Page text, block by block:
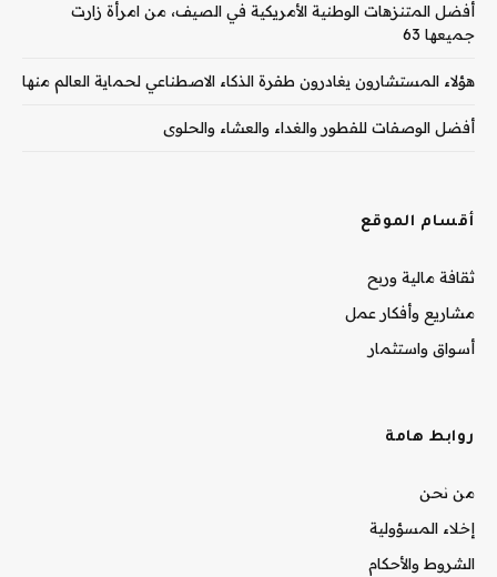
أفضل المتنزهات الوطنية الأمريكية في الصيف، من امرأة زارت
جميعها 63
هؤلاء المستشارون يغادرون طفرة الذكاء الاصطناعي لحماية العالم منها
أفضل الوصفات للفطور والغداء والعشاء والحلوى
أقسام الموقع
ثقافة مالية وربح
مشاريع وأفكار عمل
أسواق واستثمار
روابط هامة
من نحن
إخلاء المسؤولية
الشروط والأحكام